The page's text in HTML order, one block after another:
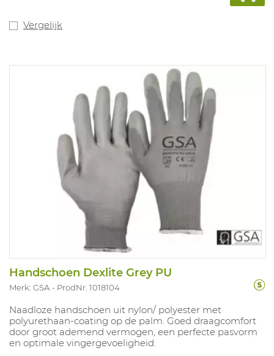
Vergelijk
Handschoen Dexlite Grey PU
Merk: GSA ProdNr. 1018104
Naadloze handschoen uit nylon/ polyester met
polyurethaan-coating op de palm. Goed draagcomfort
door groot ademend vermogen, een perfecte pasvorm
en optimale vingergevoeligheid.